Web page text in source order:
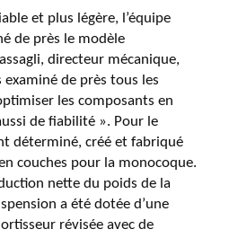
et plus légère, l’équipe
de près le modèle
directeur mécanique,
de près tous les
les composants en
de fiabilité ». Pour le
déterminé, créé et fabriqué
couches pour la monocoque.
nette du poids de la
a été dotée d’une
révisée avec de